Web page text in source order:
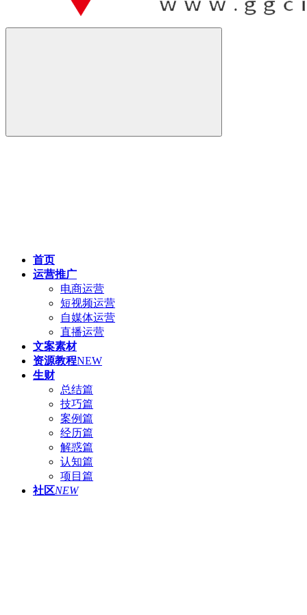
首页
运营推广
电商运营
短视频运营
自媒体运营
直播运营
文案素材
资源教程NEW
生财
总结篇
技巧篇
案例篇
经历篇
解惑篇
认知篇
项目篇
社区NEW